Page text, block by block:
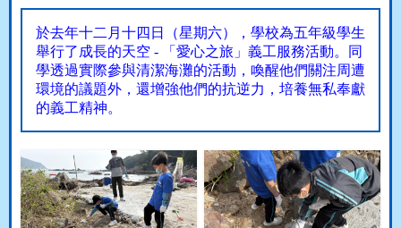
於去年十二月十四日（星期六），學校為五年級學生
舉行了成長的天空 -
「愛心之旅」義工服務活動。同
學透過實際參與清潔海灘的活動，喚醒他們關注周遭
環境的議題外，還增強他們的抗逆力，培養無私奉獻
的義工精神。